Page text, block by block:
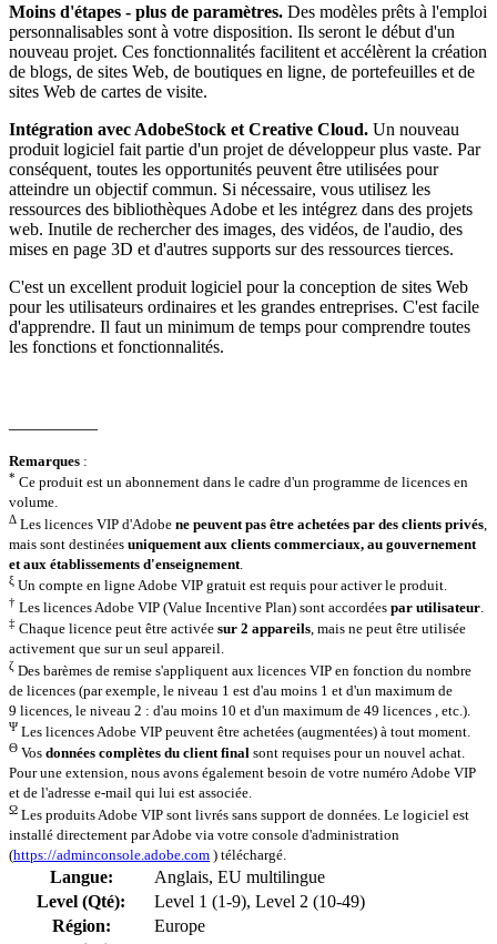
Moins d'étapes - plus de paramètres. Des modèles prêts à l'emploi
personnalisables sont à votre disposition. Ils seront le début d'un
nouveau projet. Ces fonctionnalités facilitent et accélèrent la création
de blogs, de sites Web, de boutiques en ligne, de portefeuilles et de
sites Web de cartes de visite.
Intégration avec AdobeStock et Creative Cloud. Un nouveau
produit logiciel fait partie d'un projet de développeur plus vaste. Par
conséquent, toutes les opportunités peuvent être utilisées pour
atteindre un objectif commun. Si nécessaire, vous utilisez les
ressources des bibliothèques Adobe et les intégrez dans des projets
web. Inutile de rechercher des images, des vidéos, de l'audio, des
mises en page 3D et d'autres supports sur des ressources tierces.
C'est un excellent produit logiciel pour la conception de sites Web
pour les utilisateurs ordinaires et les grandes entreprises. C'est facile
d'apprendre. Il faut un minimum de temps pour comprendre toutes
les fonctions et fonctionnalités.
Remarques :
* Ce produit est un abonnement dans le cadre d'un programme de licences en
volume.
Δ Les licences VIP d'Adobe ne peuvent pas être achetées par des clients privés
mais sont destinées uniquement aux clients commerciaux, au gouvernement
et aux établissements d'enseignement
ξ Un compte en ligne Adobe VIP gratuit est requis pour activer le produit.
† Les licences Adobe VIP (Value Incentive Plan) sont accordées par utilisateur
‡ Chaque licence peut être activée sur 2 appareils, mais ne peut être utilisée
activement que sur un seul appareil.
ζ Des barèmes de remise s'appliquent aux licences VIP en fonction du nombre
de licences (par exemple, le niveau 1 est d'au moins 1 et d'un maximum de
9 licences, le niveau 2 : d'au moins 10 et d'un maximum de 49 licences , etc.).
Ψ Les licences Adobe VIP peuvent être achetées (augmentées) à tout moment.
Θ Vos données complètes du client final sont requises pour un nouvel achat.
Pour une extension, nous avons également besoin de votre numéro Adobe VIP
et de l'adresse e-mail qui lui est associée.
Ω Les produits Adobe VIP sont livrés sans support de données. Le logiciel est
installé directement par Adobe via votre console d'administration
(https://adminconsole.adobe.com ) téléchargé.
Langue: Anglais, EU multilingue
Level (Qté):
Level 1 (1-9), Level 2 (10-49)
Région:
Europe